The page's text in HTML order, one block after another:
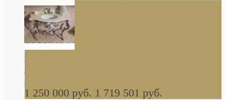
стиле барокко, из массива дерева, светло
коричневый матовый окрас + серебро
1 250 000 руб. 1 719 501 руб.